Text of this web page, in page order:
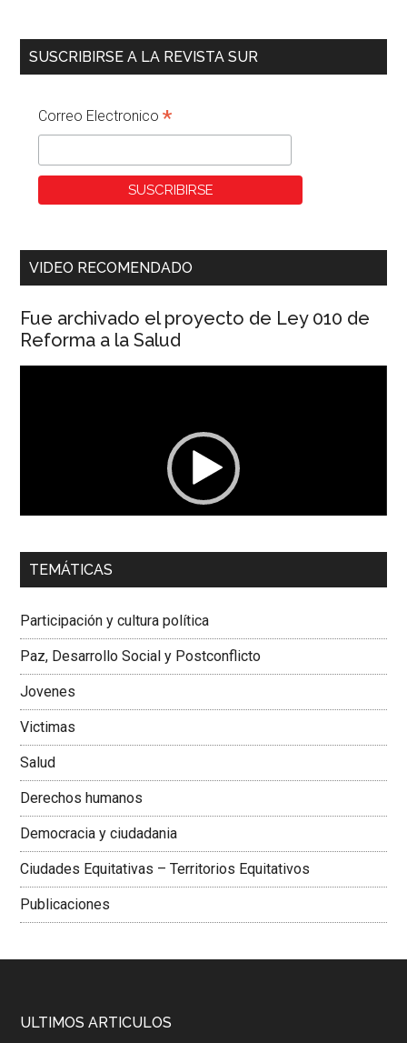
SUSCRIBIRSE A LA REVISTA SUR
Correo Electronico*
VIDEO RECOMENDADO
Fue archivado el proyecto de Ley 010 de
Reforma a la Salud
00:00 01:04
Dra. Carolina Corcho Mejía,Presidenta Corporación
Colombiana
TEMÁTICAS
Participación y cultura política
Paz, Desarrollo Social y Postconflicto
Jovenes
Victimas
Salud
Derechos humanos
Democracia y ciudadania
Ciudades Equitativas – Territorios Equitativos
Publicaciones
ULTIMOS ARTICULOS